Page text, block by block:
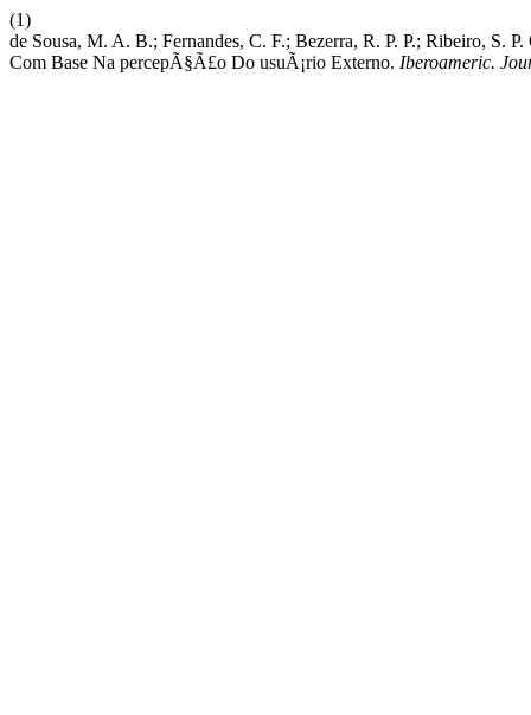
(1)
de Sousa, M. A. B.; Fernandes, C. F.; Bezerra, R. P. P.; Ribeiro, S.
Com Base Na percepÃ§Ã£o Do usuÃ¡rio Externo. Iberoameric.